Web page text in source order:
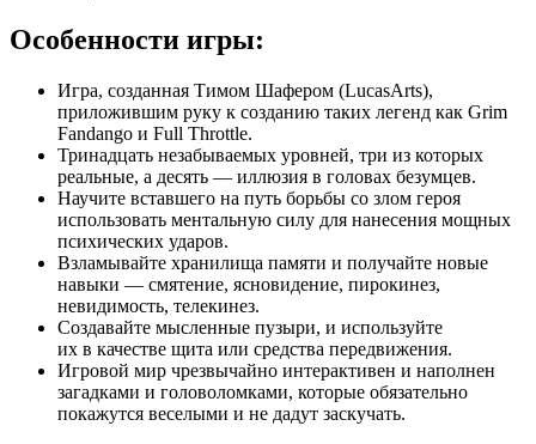
Особенности игры:
Игра, созданная Тимом Шафером (LucasArts),
приложившим руку к созданию таких легенд как Grim
Fandango и Full Throttle.
Тринадцать незабываемых уровней, три из которых
реальные, а десять — иллюзия в головах безумцев.
Научите вставшего на путь борьбы со злом героя
использовать ментальную силу для нанесения мощных
психических ударов.
Взламывайте хранилища памяти и получайте новые
навыки — смятение, ясновидение, пирокинез,
невидимость, телекинез.
Создавайте мысленные пузыри, и используйте
их в качестве щита или средства передвижения.
Игровой мир чрезвычайно интерактивен и наполнен
загадками и головоломками, которые обязательно
покажутся веселыми и не дадут заскучать.